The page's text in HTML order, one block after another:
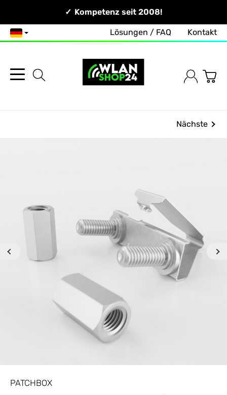
Persönlich & Erreichbar!Kompetenz seit 2008!
Deutsch Lösungen / FAQ Kontakt
Nächste
PATCHBOX